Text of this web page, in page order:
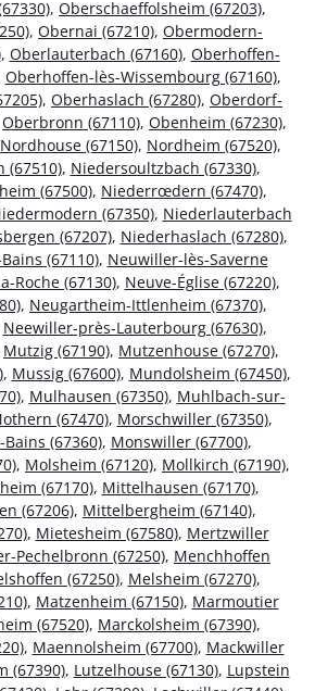
, Oberschaeffolsheim (67203),
, Obernai (67210), Obermodern-
, Oberlauterbach (67160), Oberhoffen-
Oberhoffen-lès-Wissembourg (67160),
, Oberhaslach (67280), Oberdorf-
Oberbronn (67110), Obenheim (67230),
Nordhouse (67150), Nordheim (67520),
(67510), Niedersoultzbach (67330),
(67500), Niederrœdern (67470),
(67350), Niederlauterbach
(67207), Niederhaslach (67280),
(67110), Neuwiller-lès-Saverne
Roche (67130), Neuve-Église (67220),
, Neugartheim-Ittlenheim (67370),
Neewiller-près-Lauterbourg (67630),
Mutzig (67190), Mutzenhouse (67270),
, Mussig (67600), Mundolsheim (67450),
, Mulhausen (67350), Muhlbach-sur-
(67470), Morschwiller (67350),
(67360), Monswiller (67700),
, Molsheim (67120), Mollkirch (67190),
(67170), Mittelhausen (67170),
(67206), Mittelbergheim (67140),
, Mietesheim (67580), Mertzwiller
Pechelbronn (67250), Menchhoffen
(67250), Melsheim (67270),
, Matzenheim (67150), Marmoutier
(67520), Marckolsheim (67390),
, Maennolsheim (67700), Mackwiller
(67390), Lutzelhouse (67130), Lupstein